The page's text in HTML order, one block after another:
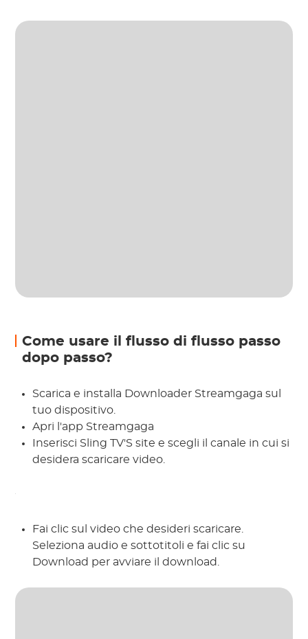
Come usare il flusso di flusso passo
dopo passo?
Scarica e installa Downloader Streamgaga sul
tuo dispositivo.
Apri l'app Streamgaga
Inserisci Sling TV'S site e scegli il canale in cui si
desidera scaricare video.
Fai clic sul video che desideri scaricare.
Seleziona audio e sottotitoli e fai clic su
Download per avviare il download.